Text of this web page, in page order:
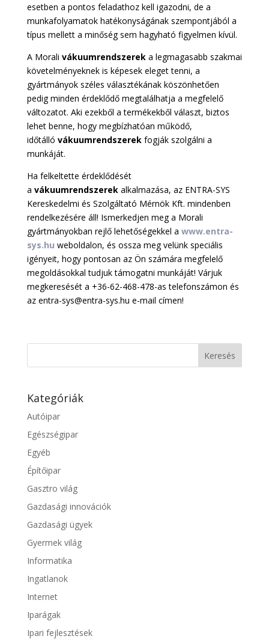
esetben a pontos feladathoz kell igazodni, de a
munkafolyamatok hatékonyságának szempontjából a
típus mellett a minőség sem hagyható figyelmen kívül.
A Morali vákuumrendszereka legmagasabb szakmai
követelményeknek is képesek eleget tenni, a
gyártmányok széles választékának köszönhetően
pedig minden érdeklődő megtalálhatja a megfelelő
változatot. Aki ezekből a termékekből választ, biztos
lehet benne, hogy megbízhatóan működő,
időtálló vákuumrendszerekfogják szolgálni a
munkáját.
Ha felkeltette érdeklődését
a vákuumrendszerekalkalmazása, az ENTRA-SYS
Kereskedelmi és Szolgáltató Mérnök Kft. mindenben
rendelkezésére áll! Ismerkedjen meg a Morali
gyártmányokban rejlő lehetőségekkel a www.entra-
sys.hu weboldalon, és ossza meg velünk speciális
igényeit, hogy pontosan az Ön számára megfelelő
megoldásokkal tudjuk támogatni munkáját! Várjuk
megkeresését a +36-62-468-478-as telefonszámon és
az entra-sys@entra-sys.hu e-mail címen!
Kategóriák
Autóipar
Egészségipar
Egyéb
Építőipar
Gasztro világ
Gazdasági innovációk
Gazdasági ügyek
Gyermek világ
Informatika
Ingatlanok
Internet
Iparágak
Ipari fejlesztések